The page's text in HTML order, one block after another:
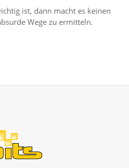
ist, dann macht es keinen
Wege zu ermitteln.